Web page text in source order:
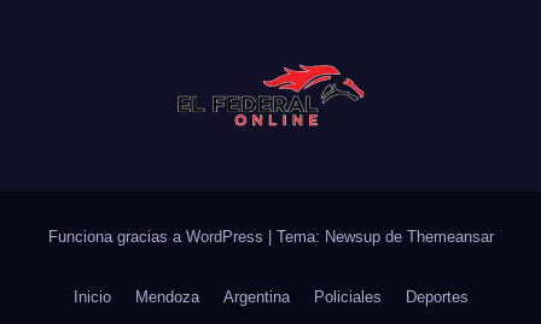
Funciona gracias a WordPress | Tema: Newsup de Themeansar
Inicio Mendoza Argentina Policiales Deportes